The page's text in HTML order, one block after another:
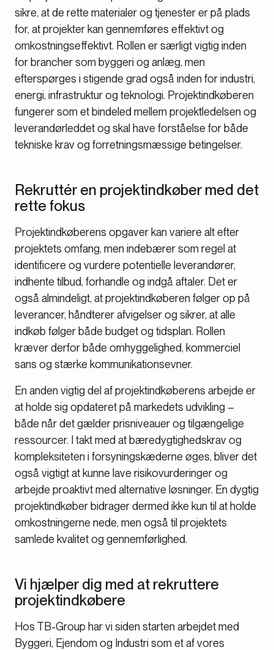
sikre, at de rette materialer og tjenester er på plads
for, at projekter kan gennemføres effektivt og
omkostningseffektivt. Rollen er særligt vigtig inden
for brancher som byggeri og anlæg, men
efterspørges i stigende grad også inden for industri,
energi, infrastruktur og teknologi. Projektindkøberen
fungerer som et bindeled mellem projektledelsen og
leverandørleddet og skal have forståelse for både
tekniske krav og forretningsmæssige betingelser.
Rekruttér en projektindkøber med det
rette fokus
Projektindkøberens opgaver kan variere alt efter
projektets omfang, men indebærer som regel at
identificere og vurdere potentielle leverandører,
indhente tilbud, forhandle og indgå aftaler. Det er
også almindeligt, at projektindkøberen følger op på
leverancer, håndterer afvigelser og sikrer, at alle
indkøb følger både budget og tidsplan. Rollen
kræver derfor både omhyggelighed, kommerciel
sans og stærke kommunikationsevner.
En anden vigtig del af projektindkøberens arbejde er
at holde sig opdateret på markedets udvikling –
både når det gælder prisniveauer og tilgængelige
ressourcer. I takt med at bæredygtighedskrav og
kompleksiteten i forsyningskæderne øges, bliver det
også vigtigt at kunne lave risikovurderinger og
arbejde proaktivt med alternative løsninger. En dygtig
projektindkøber bidrager dermed ikke kun til at holde
omkostningerne nede, men også til projektets
samlede kvalitet og gennemførlighed.
Vi hjælper dig med at rekruttere
projektindkøbere
Hos TB-Group har vi siden starten arbejdet med
Byggeri, Ejendom og Industri som et af vores